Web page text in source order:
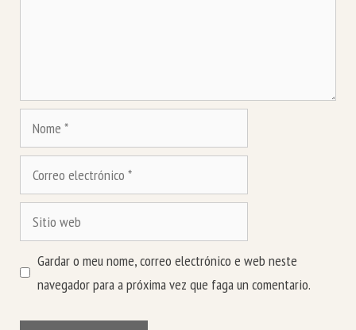
electrónico
web
Gardar o meu nome, correo electrónico e web neste
navegador para a próxima vez que faga un comentario.